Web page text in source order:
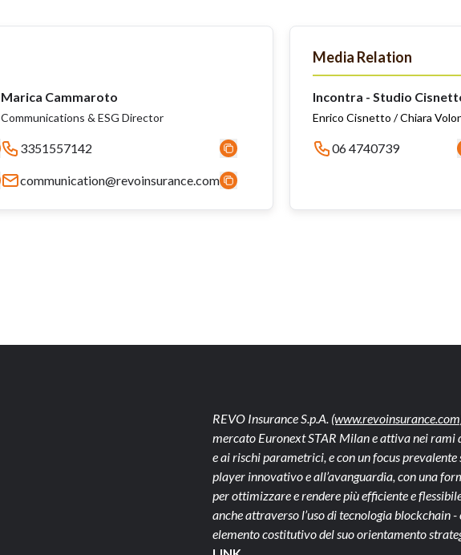
Marica Cammaroto
Communications & ESG Director
3351557142
communication@revoinsurance.com
Media Relation
Incontra - Studio
Enrico Cisnetto / Chiara
06 4740739
REVO Insurance S.p.A.
mercato Euronext STAR Milan e attiva nei
e ai rischi parametrici, e con un focus
player innovativo e all’avanguardia, con una
per ottimizzare e rendere più efficiente e
anche attraverso l’uso di tecnologia blockchain
elemento costitutivo del suo orientamento